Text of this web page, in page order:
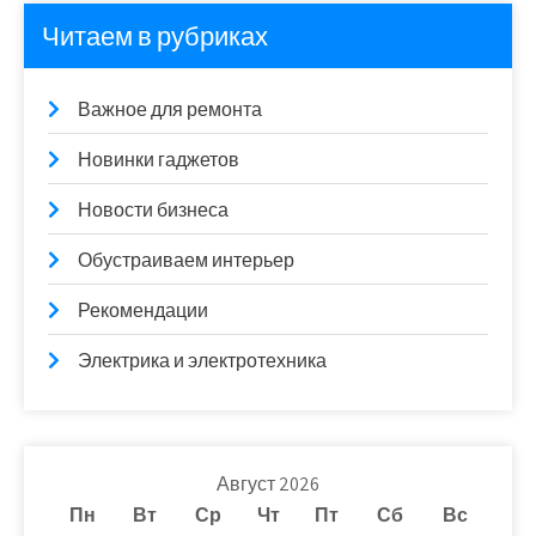
Читаем в рубриках
Важное для ремонта
Новинки гаджетов
Новости бизнеса
Обустраиваем интерьер
Рекомендации
Электрика и электротехника
Август 2026
Пн
Вт Ср Чт Пт Сб
Вс